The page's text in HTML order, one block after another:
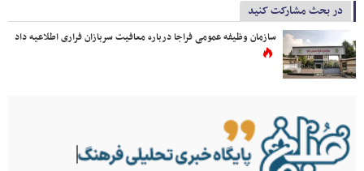
در بحث مشارکت کنید
سازمان وظیفه عمومی فراجا درباره معافیت سربازان فراری اطلاعیه داد